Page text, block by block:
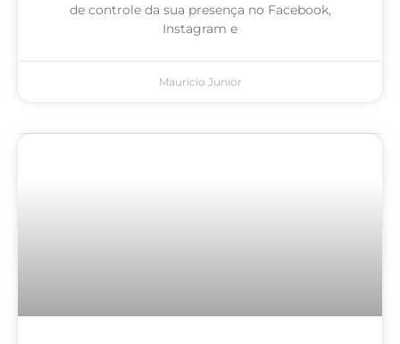
de controle da sua presença no Facebook,
Instagram e
Mauricio Junior